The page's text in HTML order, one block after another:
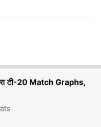
टी-20 Match Graphs,